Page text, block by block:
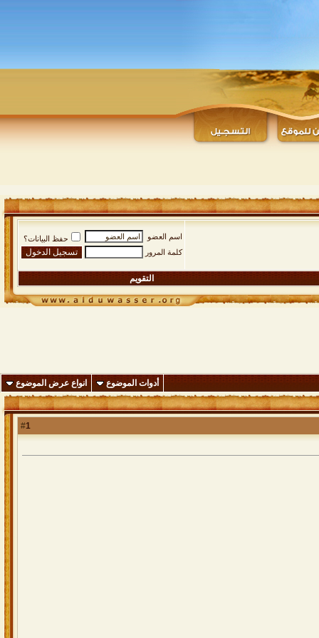
اسم العضو
حفظ البيانات؟
كلمة المرور
التقويم
أدوات الموضوع انواع عرض الموضوع
1